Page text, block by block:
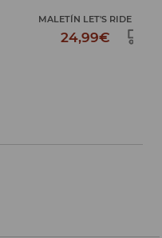
MALETÍN LET'S RIDE
24,99€